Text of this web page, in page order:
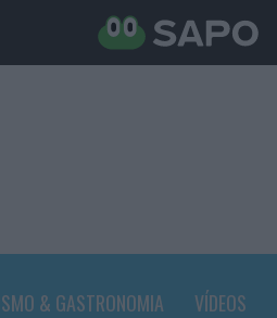
& GASTRONOMIA VÍDEOS